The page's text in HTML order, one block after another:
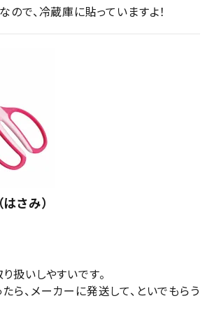
ので、冷蔵庫に貼っていますよ！
さみ）
扱いしやすいです。
ら、メーカーに発送して、といでもらう